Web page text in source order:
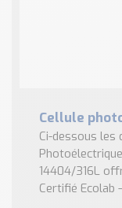
Cellule
Ci-dessous
14404/316L
Certifié Ecolab